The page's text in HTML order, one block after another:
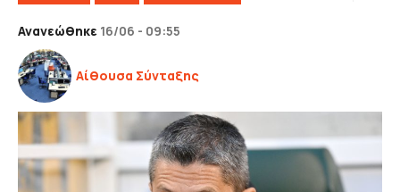
Ανανεώθηκε 16/06 - 09:55
Αίθουσα Σύνταξης